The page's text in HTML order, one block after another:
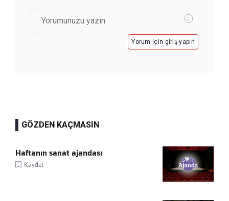
Yorum için giriş yapın
GÖZDEN KAÇMASIN
Haftanın sanat ajandası
Kaydet